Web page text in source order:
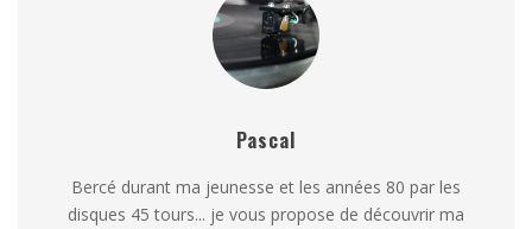
Pascal
Bercé durant ma jeunesse et les années 80 par les
disques 45 tours... je vous propose de découvrir ma